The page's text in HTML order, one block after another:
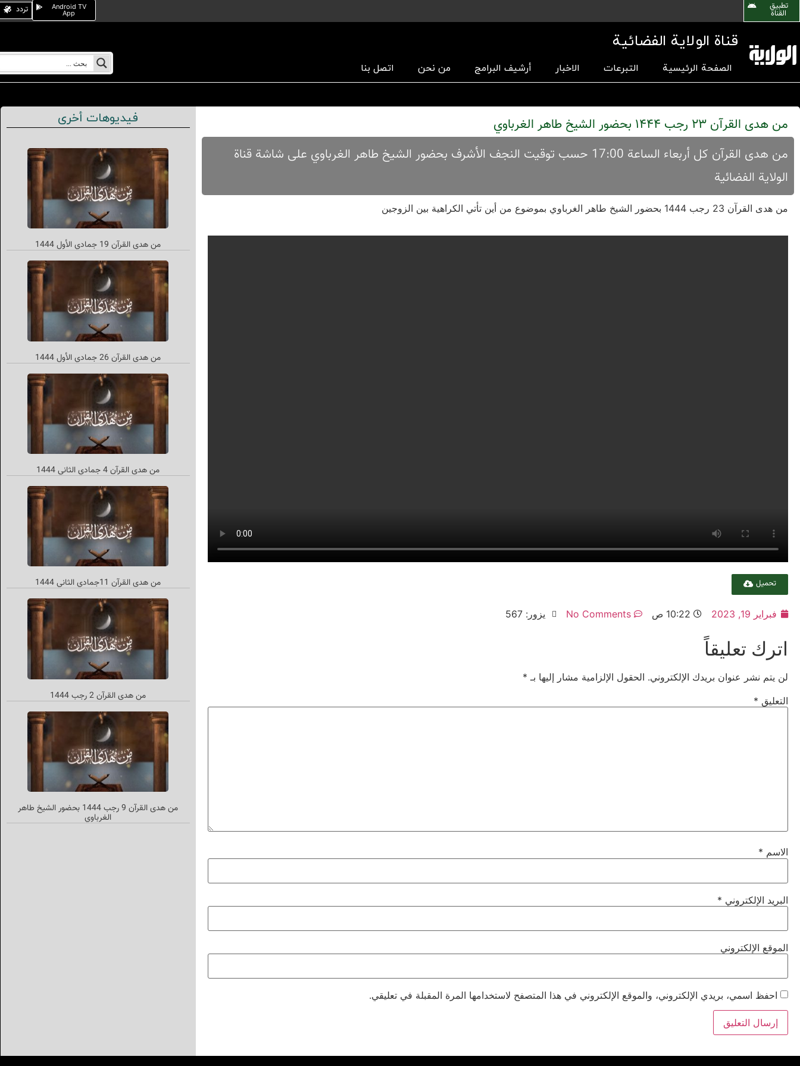
تطبیق
القناة
Android TV
App تردد
قناة الولاية الفضائية
الصفحة الرئيسية التبرعات الاخبار أرشیف البرامج من نحن اتصل بنا
من هدى القرآن 23 رجب 1444 بحضور الشيخ طاهر الغرباوي
من هدی القرآن کل أربعاء الساعة 17:00 حسب توقیت النجف الأشرف بحضور الشیخ طاهر الغرباوي علی شاشة قناة
الولایة الفضائیة
من هدى القرآن 23 رجب 1444 بحضور الشيخ طاهر الغرباوي بموضوع من أين تأتي الكراهية بين الزوجين
تحميل
فبراير 19, 2023 10:22 ص No Comments يزور: 567
اترك تعليقاً
لن يتم نشر عنوان بريدك الإلكتروني. الحقول الإلزامية مشار إليها بـ *
التعليق *
الاسم *
البريد الإلكتروني *
الموقع الإلكتروني
احفظ اسمي، بريدي الإلكتروني، والموقع الإلكتروني في هذا المتصفح لاستخدامها المرة المقبلة في تعليقي.
فيديوهات أخرى
من هدى القرآن 19 جمادي الأول 1444
من هدی القرآن 26 جمادي الأول 1444
من هدی القرآن 4 جمادي الثاني 1444
من هدى القرآن 11جمادي الثاني 1444
من هدی القرآن 2 رجب 1444
من هدى القرآن 9 رجب 1444 بحضور الشيخ طاهر
الغرباوي